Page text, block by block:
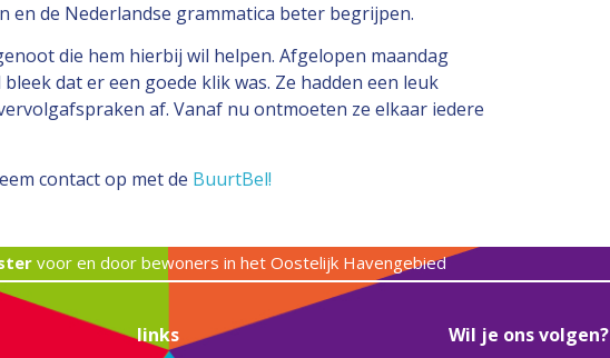
en de Nederlandse grammatica beter begrijpen.
die hem hierbij wil helpen. Afgelopen maandag
dat er een goede klik was. Ze hadden een leuk
af. Vanaf nu ontmoeten ze elkaar iedere
contact op met de BuurtBel!
voor en door bewoners in het Oostelijk Havengebied
links Wil je ons volgen?